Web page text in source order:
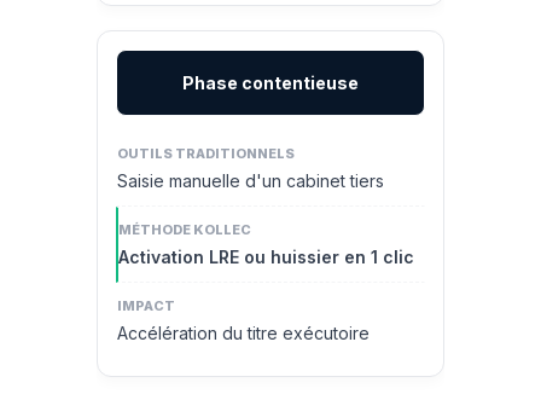
Phase contentieuse
Saisie manuelle d'un cabinet tiers
Activation LRE ou huissier en 1 clic
Accélération du titre exécutoire